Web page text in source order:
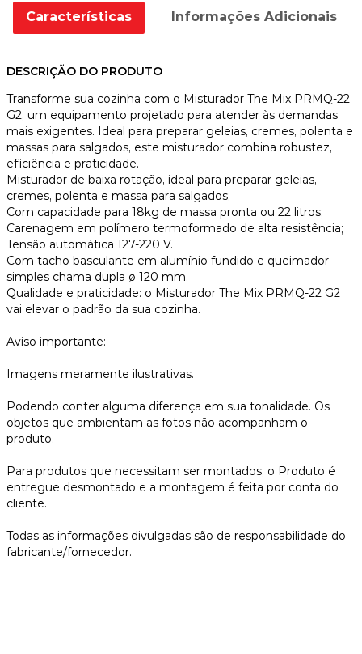
Características Informações Adicionais
DESCRIÇÃO DO PRODUTO
Transforme sua cozinha com o Misturador The Mix PRMQ-22
G2, um equipamento projetado para atender às demandas
mais exigentes. Ideal para preparar geleias, cremes, polenta e
massas para salgados, este misturador combina robustez,
eficiência e praticidade.
Misturador de baixa rotação, ideal para preparar geleias,
cremes, polenta e massa para salgados;
Com capacidade para 18kg de massa pronta ou 22 litros;
Carenagem em polímero termoformado de alta resistência;
Tensão automática 127-220 V.
Com tacho basculante em alumínio fundido e queimador
simples chama dupla ø 120 mm.
Qualidade e praticidade: o Misturador The Mix PRMQ-22 G2
vai elevar o padrão da sua cozinha.
Aviso importante:
Imagens meramente ilustrativas.
Podendo conter alguma diferença em sua tonalidade. Os
objetos que ambientam as fotos não acompanham o
produto.
Para produtos que necessitam ser montados, o Produto é
entregue desmontado e a montagem é feita por conta do
cliente.
Todas as informações divulgadas são de responsabilidade do
fabricante/fornecedor.